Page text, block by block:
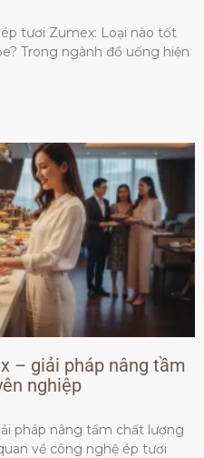
tươi Zumex: Loại nào tốt
Trong ngành đồ uống hiện
– giải pháp nâng tầm
nghiệp
pháp nâng tầm chất lượng
về công nghệ ép tươi